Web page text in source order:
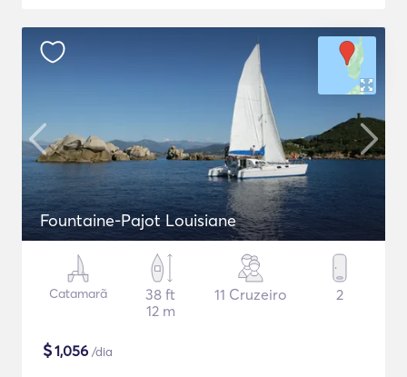
Fountaine-Pajot Louisiane
Catamarã
38 ft
12 m
11 Cruzeiro 2
$1,056 /dia